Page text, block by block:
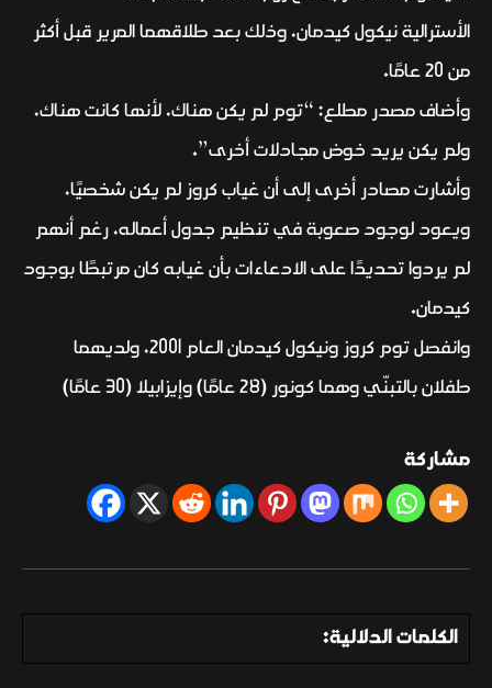
الأسترالية نيكول كيدمان، وذلك بعد طلاقهما المرير قبل أكثر
من 20 عامًا.
وأضاف مصدر مطلع: “توم لم يكن هناك، لأنها كانت هناك،
ولم يكن يريد خوض مجادلات أخرى”.
وأشارت مصادر أخرى إلى أن غياب كروز لم يكن شخصيًا،
ويعود لوجود صعوبة في تنظيم جدول أعماله، رغم أنهم
لم يردوا تحديدًا على الادعاءات بأن غيابه كان مرتبطًا بوجود
كيدمان.
وانفصل توم كروز ونيكول كيدمان العام 2001، ولديهما
طفلان بالتبنّي وهما كونور (28 عامًا) وإيزابيلا (30 عامًا)
مشاركة
الكلمات الدلالية: